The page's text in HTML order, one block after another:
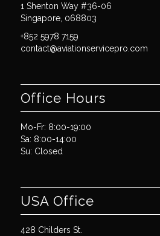
1 Shenton Way #36-06
Singapore, 068803
+852 5978 7159
contact@aviationservicepro.com
Office Hours
Mo-Fr: 8:00-19:00
Sa: 8:00-14:00
Su: Closed
USA Office
428 Childers St.